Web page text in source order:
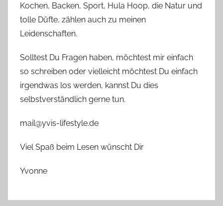
Kochen, Backen, Sport, Hula Hoop, die Natur und
tolle Düfte, zählen auch zu meinen
Leidenschaften.
Solltest Du Fragen haben, möchtest mir einfach
so schreiben oder vielleicht möchtest Du einfach
irgendwas los werden, kannst Du dies
selbstverständlich gerne tun.
mail@yvis-lifestyle.de
Viel Spaß beim Lesen wünscht Dir
Yvonne